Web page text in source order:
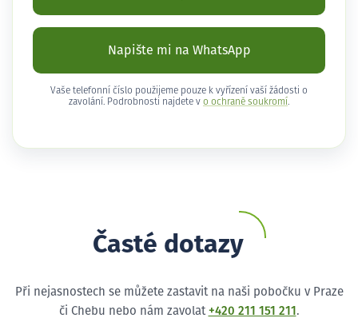
Napište mi na WhatsApp
Vaše telefonní číslo použijeme pouze k vyřízení vaší žádosti o
zavolání. Podrobnosti najdete v o ochraně soukromí .
Časté dotazy
Při nejasnostech se můžete zastavit na naši pobočku v Praze
či Chebu nebo nám zavolat +420 211 151 211 .